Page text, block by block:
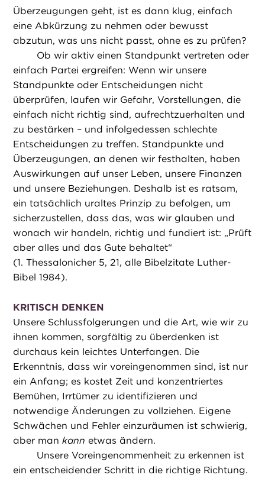
Überzeugungen geht, ist es dann klug, einfach
eine Abkürzung zu nehmen oder bewusst
abzutun, was uns nicht passt, ohne es zu prüfen?
Ob wir aktiv einen Standpunkt vertreten oder
einfach Partei ergreifen: Wenn wir unsere
Standpunkte oder Entscheidungen nicht
überprüfen, laufen wir Gefahr, Vorstellungen, die
einfach nicht richtig sind, aufrechtzuerhalten und
zu bestärken – und infolgedessen schlechte
Entscheidungen zu treffen. Standpunkte und
Überzeugungen, an denen wir festhalten, haben
Auswirkungen auf unser Leben, unsere Finanzen
und unsere Beziehungen. Deshalb ist es ratsam,
ein tatsächlich uraltes Prinzip zu befolgen, um
sicherzustellen, dass das, was wir glauben und
wonach wir handeln, richtig und fundiert ist: „Prüft
aber alles und das Gute behaltet“
(1. Thessalonicher 5, 21, alle Bibelzitate Luther-
Bibel 1984).
KRITISCH DENKEN
Unsere Schlussfolgerungen und die Art, wie wir zu
ihnen kommen, sorgfältig zu überdenken ist
durchaus kein leichtes Unterfangen. Die
Erkenntnis, dass wir voreingenommen sind, ist nur
ein Anfang; es kostet Zeit und konzentriertes
Bemühen, Irrtümer zu identifizieren und
notwendige Änderungen zu vollziehen. Eigene
Schwächen und Fehler einzuräumen ist schwierig,
aber mankann etwas ändern.
Unsere Voreingenommenheit zu erkennen ist
ein entscheidender Schritt in die richtige Richtung.